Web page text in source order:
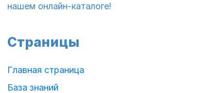
нашем онлайн-каталоге!
Страницы
Главная страница
База знаний